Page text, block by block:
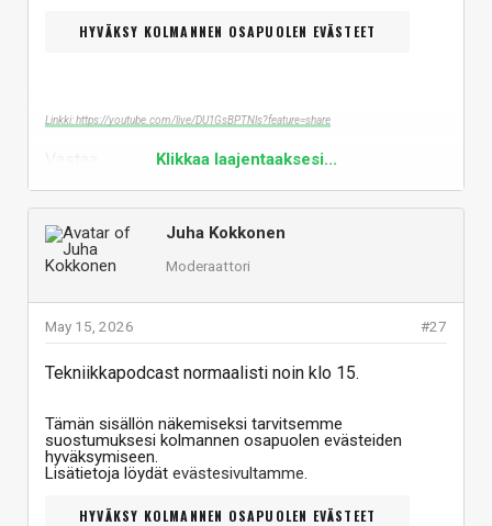
HYVÄKSY KOLMANNEN OSAPUOLEN EVÄSTEET
Linkki: https://youtube.com/live/DU1GsBPTNls?feature=share
Klikkaa laajentaaksesi...
Juha Kokkonen
Moderaattori
#27
May 15, 2026
Tekniikkapodcast normaalisti noin klo 15.
Tämän sisällön näkemiseksi tarvitsemme
suostumuksesi kolmannen osapuolen evästeiden
hyväksymiseen.
Lisätietoja löydät evästesivultamme
HYVÄKSY KOLMANNEN OSAPUOLEN EVÄSTEET